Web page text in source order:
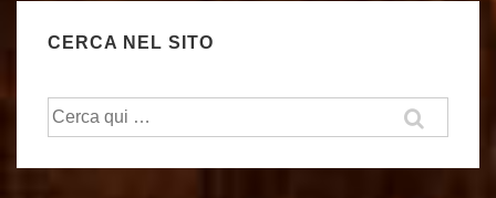
CERCA NEL SITO
Cerca: